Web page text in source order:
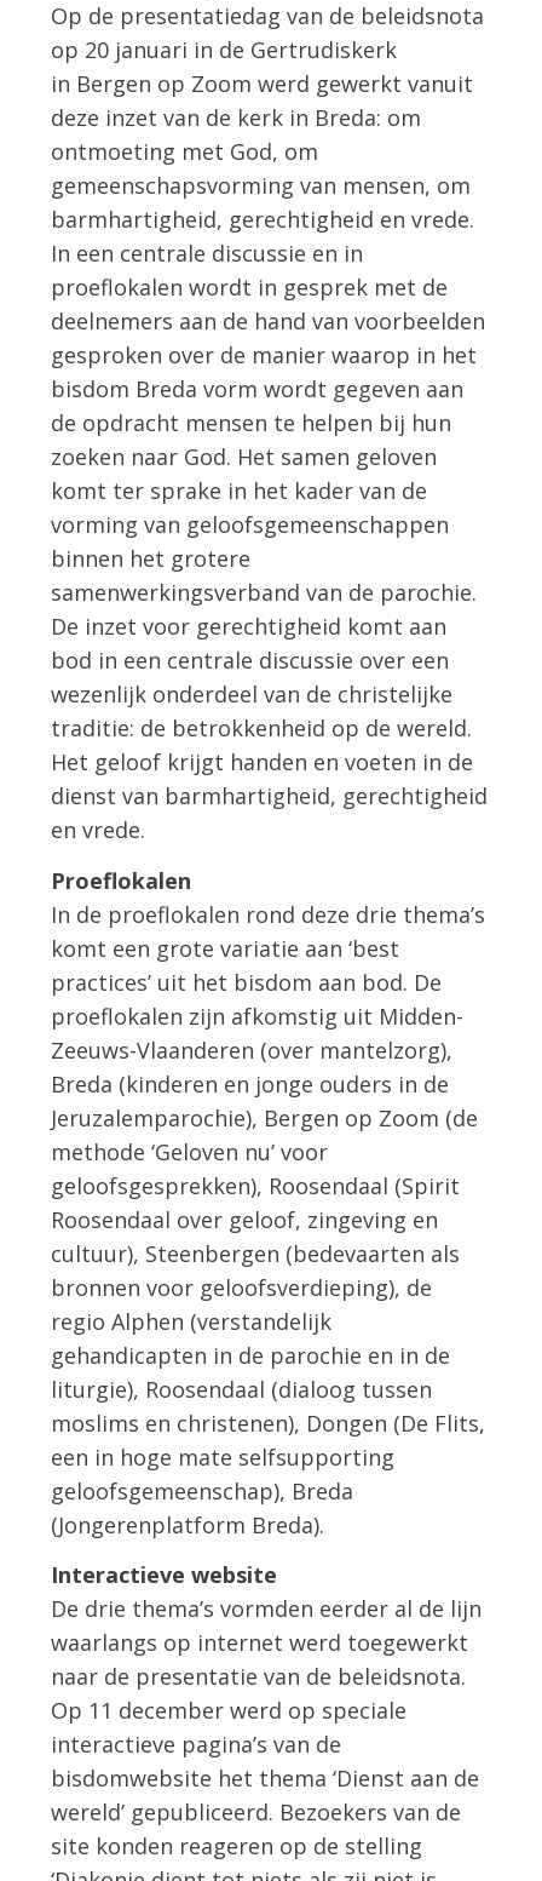
Op de presentatiedag van de beleidsnota
op 20 januari in de Gertrudiskerk
in Bergen op Zoom werd gewerkt vanuit
deze inzet van de kerk in Breda: om
ontmoeting met God, om
gemeenschapsvorming van mensen, om
barmhartigheid, gerechtigheid en vrede.
In een centrale discussie en in
proeflokalen wordt in gesprek met de
deelnemers aan de hand van voorbeelden
gesproken over de manier waarop in het
bisdom Breda vorm wordt gegeven aan
de opdracht mensen te helpen bij hun
zoeken naar God. Het samen geloven
komt ter sprake in het kader van de
vorming van geloofsgemeenschappen
binnen het grotere
samenwerkingsverband van de parochie.
De inzet voor gerechtigheid komt aan
bod in een centrale discussie over een
wezenlijk onderdeel van de christelijke
traditie: de betrokkenheid op de wereld.
Het geloof krijgt handen en voeten in de
dienst van barmhartigheid, gerechtigheid
en vrede.
Proeflokalen
In de proeflokalen rond deze drie thema’s
komt een grote variatie aan ‘best
practices’ uit het bisdom aan bod. De
proeflokalen zijn afkomstig uit Midden-
Zeeuws-Vlaanderen (over mantelzorg),
Breda (kinderen en jonge ouders in de
Jeruzalemparochie), Bergen op Zoom (de
methode ‘Geloven nu’ voor
geloofsgesprekken), Roosendaal (Spirit
Roosendaal over geloof, zingeving en
cultuur), Steenbergen (bedevaarten als
bronnen voor geloofsverdieping), de
regio Alphen (verstandelijk
gehandicapten in de parochie en in de
liturgie), Roosendaal (dialoog tussen
moslims en christenen), Dongen (De Flits,
een in hoge mate selfsupporting
geloofsgemeenschap), Breda
(Jongerenplatform Breda).
Interactieve website
De drie thema’s vormden eerder al de lijn
waarlangs op internet werd toegewerkt
naar de presentatie van de beleidsnota.
Op 11 december werd op speciale
interactieve pagina’s van de
bisdomwebsite het thema ‘Dienst aan de
wereld’ gepubliceerd. Bezoekers van de
site konden reageren op de stelling